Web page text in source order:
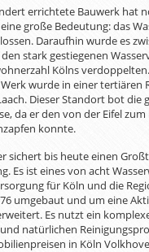
errichtete Bauwerk hat
große Bedeutung: das
Daraufhin wurde es
stark gestiegenen
Kölns
wurde in einer tertiären
Dieser Standort bot die
da er den von der Eifel
konnte.
sichert bis heute einen
Es ist eines von acht
für Köln und die
umgebaut und um eine
Es nutzt ein
natürlichen
in Köln